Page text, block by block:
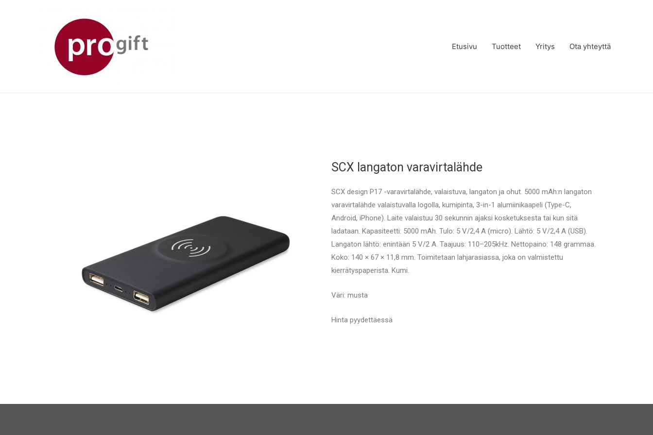
Etusivu Tuotteet Yritys Ota yhteyttä
SCX langaton varavirtalähde
SCX design P17 -varavirtalähde, valaistuva, langaton ja ohut. 5000 mAh:n langaton
varavirtalähde valaistuvalla logolla, kumipinta, 3-in-1 alumiinikaapeli (Type-C,
Android, iPhone). Laite valaistuu 30 sekunnin ajaksi kosketuksesta tai kun sitä
ladataan. Kapasiteetti: 5000 mAh. Tulo: 5 V/2,4 A (micro). Lähtö: 5 V/2,4 A (USB).
Langaton lähtö: enintään 5 V/2 A. Taajuus: 110–205kHz. Nettopaino: 148 grammaa.
Koko: 140 × 67 × 11,8 mm. Toimitetaan lahjarasiassa, joka on valmistettu
kierrätyspaperista. Kumi.
Väri: musta
Hinta pyydettäessä